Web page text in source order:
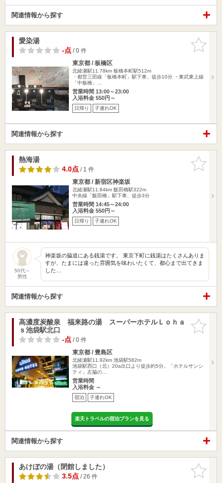
関連情報から探す
お気に入
りに追加
愛染湯
-点/ 0 件
東京都 / 板橋区
北綾瀬駅11.78km 板橋本町駅512m
・都営三田線「板橋本町」駅下車、徒歩10分 ・東武東上線
「中板橋」…
営業時間 13:00～23:00
入浴料金 550円～
日帰り 子連れOK
関連情報から探す
お気に入
りに追加
熱海湯
4.0点/ 1 件
東京都 / 新宿区神楽坂
北綾瀬駅11.84km 飯田橋駅322m
中央線「飯田橋」駅下車、徒歩3分
営業時間 14:45～24:00
入浴料金 550円～
日帰り 子連れOK
50代～
男性
神楽坂の脇道にある銭湯です。 東京下町に銭湯はたくさんありま
すが、たまには違った雰囲気を味わいたくて、都心まで出てきま
した…
関連情報から探す
お気に入
りに追加
高濃度炭酸泉 福来路の湯 スーパーホテルＬｏｈａ
ｓ池袋駅北口
-点/ 0 件
東京都 / 豊島区
北綾瀬駅11.92km 池袋駅582m
池袋駅西口（北）20a出口より徒歩約5分。「ホテルサンシ
ティ」左脇の…
営業時間
入浴料金 ～
宿泊 子連れOK
楽天トラベルの宿泊プランを見る
関連情報から探す
お気に入
りに追加
あけぼの湯（閉館しました）
3.5点/ 26 件